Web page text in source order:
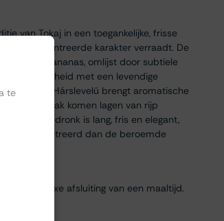
van Tokaj in een toegankelijke, frisse
geconcentreerde karakter verraadt. De
mango en ananas, omlijst door subtiele
zoetheid met een levendige
de Hárslevelű brengt aromatische
In de smaak komen lagen van rijp
De afdronk is lang, fris en elegant,
geconcentreerd dan de beroemde
als luxe afsluiting van een maaltijd.
te